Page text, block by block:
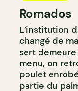
Romados
L’institution
changé de
sert
menu, on
poulet
partie du